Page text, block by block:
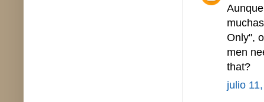
Only",
men
that?
julio